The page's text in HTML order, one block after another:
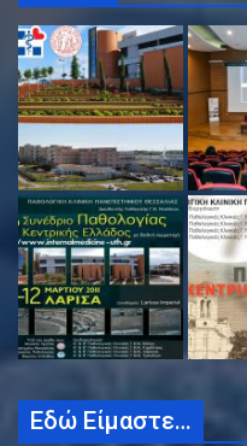
Εδώ Είμαστε…